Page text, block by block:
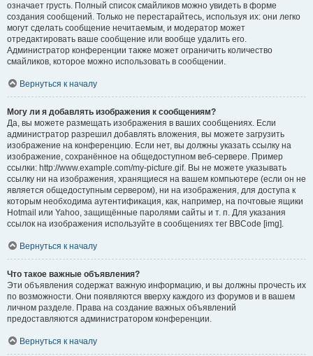
означает грусть. Полный список смайликов можно увидеть в форме
создания сообщений. Только не перестарайтесь, используя их: они легко
могут сделать сообщение нечитаемым, и модератор может
отредактировать ваше сообщение или вообще удалить его.
Администратор конференции также может ограничить количество
смайликов, которое можно использовать в сообщении.
Вернуться к началу
Могу ли я добавлять изображения к сообщениям?
Да, вы можете размещать изображения в ваших сообщениях. Если
администратор разрешил добавлять вложения, вы можете загрузить
изображение на конференцию. Если нет, вы должны указать ссылку на
изображение, сохранённое на общедоступном веб-сервере. Пример
ссылки: http://www.example.com/my-picture.gif. Вы не можете указывать
ссылку ни на изображения, хранящиеся на вашем компьютере (если он не
является общедоступным сервером), ни на изображения, для доступа к
которым необходима аутентификация, как, например, на почтовые ящики
Hotmail или Yahoo, защищённые паролями сайты и т. п. Для указания
ссылок на изображения используйте в сообщениях тег BBCode [img].
Вернуться к началу
Что такое важные объявления?
Эти объявления содержат важную информацию, и вы должны прочесть их
по возможности. Они появляются вверху каждого из форумов и в вашем
личном разделе. Права на создание важных объявлений
предоставляются администратором конференции.
Вернуться к началу